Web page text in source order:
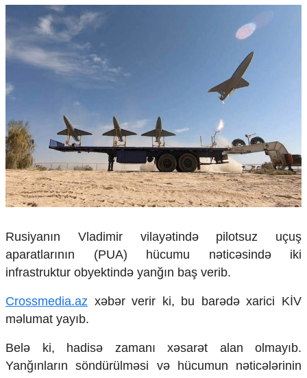
Avropa
Amerika
Asiya
Afrika
Çarpaz baxış
Siyasi
Geosiyasi
İqtisadi
Sosioloji
Araşdırma
Multimedia
Foto
Video
İnfoqrafika
Podcast
Humanitar
Elm və təhsil
Mədəniyyət
Diaspor
Yüksəliş hekayəsi
Rusiyanın Vladimir vilayətində pilotsuz uçuş
aparatlarının (PUA) hücumu nəticəsində iki
infrastruktur obyektində yanğın baş verib.
Crossmedia.az xəbər verir ki, bu barədə xarici KİV
məlumat yayıb.
Belə ki, hadisə zamanı xəsarət alan olmayıb.
Yanğınların söndürülməsi və hücumun nəticələrinin